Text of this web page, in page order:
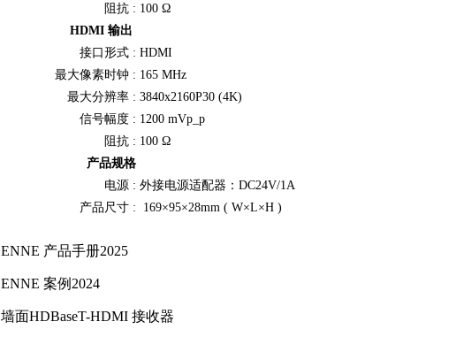
阻抗 : 100 Ω
HDMI 输出
接口形式 : HDMI
最大像素时钟 : 165 MHz
最大分辨率 : 3840x2160P30 (4K)
信号幅度 : 1200 mVp_p
阻抗 : 100 Ω
产品规格
电源 : 外接电源适配器：DC24V/1A
产品尺寸 : 169×95×28mm ( W×L×H )
ENNE 产品手册2025
ENNE 案例2024
墙面HDBaseT-HDMI 接收器